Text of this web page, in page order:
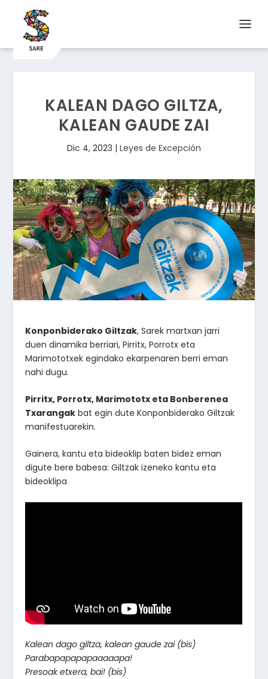
KALEAN DAGO GILTZA,
KALEAN GAUDE ZAI
Dic 4, 2023 | Leyes de Excepción
Konponbiderako Giltzak, Sarek martxan jarri
duen dinamika berriari, Pirritx, Porrotx eta
Marimototxek egindako ekarpenaren berri eman
nahi dugu.
Pirritx, Porrotx, Marimototx eta Bonberenea
Txarangak bat egin dute Konponbiderako Giltzak
manifestuarekin.
Gainera, kantu eta bideoklip baten bidez eman
digute bere babesa: Giltzak izeneko kantu eta
bideoklipa
Kalean dago giltza, kalean gaude zai (bis)
Parabapapapapaaaaapa!
Presoak etxera, bai! (bis)